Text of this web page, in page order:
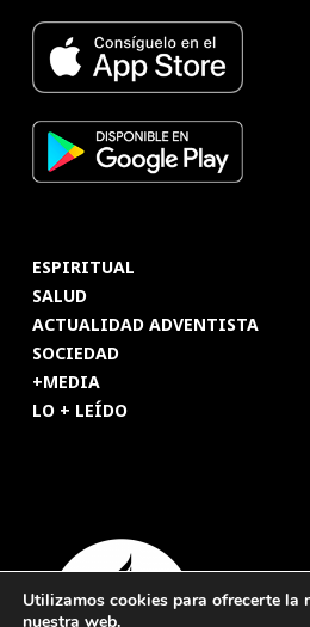
ESPIRITUAL
SALUD
ACTUALIDAD ADVENTISTA
SOCIEDAD
+MEDIA
LO + LEÍDO
Utilizamos cookies para ofrecerte la
nuestra web.